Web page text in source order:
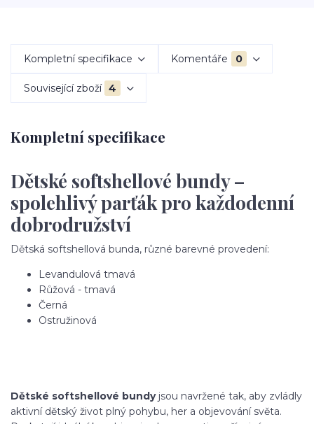
Kompletní specifikace Komentáře 0
Související zboží 4
Kompletní specifikace
Dětské softshellové bundy –
spolehlivý parťák pro každodenní
dobrodružství
Dětská softshellová bunda, různé barevné provedení:
Levandulová tmavá
Růžová - tmavá
Černá
Ostružinová
Dětské softshellové bundyjsou navržené tak, aby zvládly
aktivní dětský život plný pohybu, her a objevování světa.